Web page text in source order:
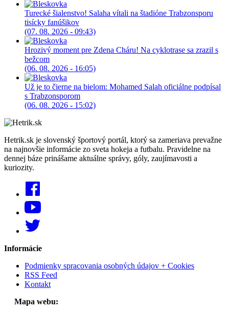
Turecké šialenstvo! Salaha vítali na štadióne Trabzonsporu
tisícky fanúšikov
(07. 08. 2026 - 09:43)
Hrozivý moment pre Zdena Cháru! Na cyklotrase sa zrazil s
bežcom
(06. 08. 2026 - 16:05)
Už je to čierne na bielom: Mohamed Salah oficiálne podpísal
s Trabzonsporom
(06. 08. 2026 - 15:02)
Hetrik.sk je slovenský športový portál, ktorý sa zameriava prevažne
na najnovšie informácie zo sveta hokeja a futbalu. Pravidelne na
dennej báze prinášame aktuálne správy, góly, zaujímavosti a
kuriozity.
Informácie
Podmienky spracovania osobných údajov + Cookies
RSS Feed
Kontakt
Mapa webu: